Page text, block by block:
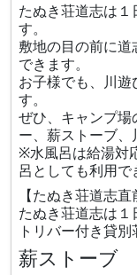
たぬき荘道志は
す。
敷地の目の前に
できます。
お子様でも、川遊
す。
ぜひ、キャンプ場
ー、薪ストーブ、
※水風呂は給湯対
呂としても利用で
【たぬき荘道志
たぬき荘道志は
トリバー付き貸別
薪ストーブ